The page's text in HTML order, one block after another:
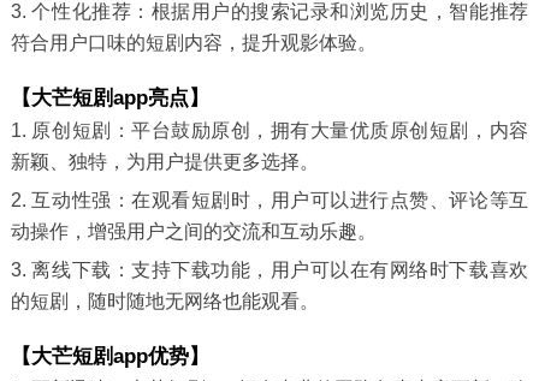
3. 个性化推荐：根据用户的搜索记录和浏览历史，智能推荐
符合用户口味的短剧内容，提升观影体验。
【大芒短剧app亮点】
1. 原创短剧：平台鼓励原创，拥有大量优质原创短剧，内容
新颖、独特，为用户提供更多选择。
2. 互动性强：在观看短剧时，用户可以进行点赞、评论等互
动操作，增强用户之间的交流和互动乐趣。
3. 离线下载：支持下载功能，用户可以在有网络时下载喜欢
的短剧，随时随地无网络也能观看。
【大芒短剧app优势】